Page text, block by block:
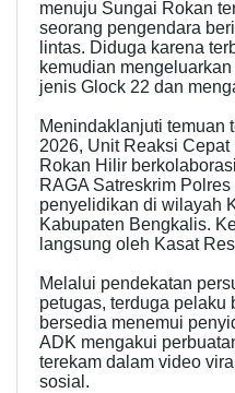
menuju Sungai Rokan
seorang pengendara
lintas. Diduga karena
kemudian
jenis Glock 22 dan
Menindaklanjuti temuan
2026, Unit Reaksi
Rokan Hilir
RAGA Satreskrim
penyelidikan di wilayah
Kabupaten Bengkalis.
langsung oleh Kasat
Melalui pendekatan
petugas, terduga pelaku
bersedia menemui
ADK mengakui
terekam dalam video
sosial.